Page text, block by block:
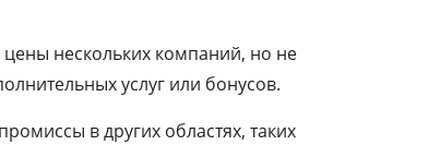
нескольких компаний, но не
услуг или бонусов.
в других областях, таких